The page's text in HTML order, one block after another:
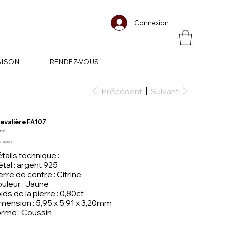
Connexion
RENDEZ-VOUS
Précédent Suivant
FA107
Prix
500,00 €
technique :
: argent 925
de centre : Citrine
: Jaune
de la pierre : 0,80ct
: 5,95 x 5,91 x 3,20mm
: Coussin